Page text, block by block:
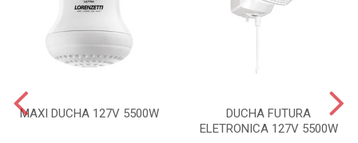
MAXI DUCHA 127V 5500W
DUCHA FUTURA
ELETRONICA 127V 5500W